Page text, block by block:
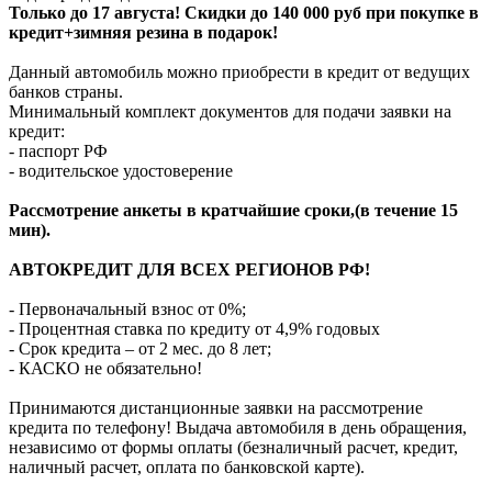
Только до 17 августа! Скидки до 140 000 руб при покупке в
кредит+зимняя резина в подарок!
Данный автомобиль можно приобрести в кредит от ведущих
банков страны.
Минимальный комплект документов для подачи заявки на
кредит:
- паспорт РФ
- водительское удостоверение
Рассмотрение анкеты в кратчайшие сроки,(в течение 15
мин).
АВТОКРЕДИТ ДЛЯ ВСЕХ РЕГИОНОВ РФ!
- Первоначальный взнос от 0%;
- Процентная ставка по кредиту от 4,9% годовых
- Срок кредита – от 2 мес. до 8 лет;
- КАСКО не обязательно!
Принимаются дистанционные заявки на рассмотрение
кредита по телефону! Выдача автомобиля в день обращения,
независимо от формы оплаты (безналичный расчет, кредит,
наличный расчет, оплата по банковской карте).